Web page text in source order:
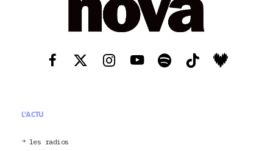
L'ACTU
les radios